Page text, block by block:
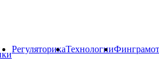
РегуляторикаТехнологии